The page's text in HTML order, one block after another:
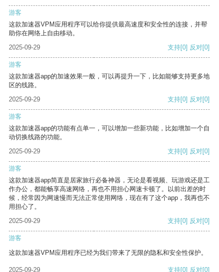
游客
这款加速器VPM应用程序可以给你提供最高速度和安全性的连接，并帮
助你在网络上自由移动。
2025-09-29
支持[0] 反对[0]
游客
这款加速器app的加速效果一般，可以再提升一下，比如能够支持更多地
区的线路。
2025-09-29
支持[0] 反对[0]
游客
这款加速器app的功能有点单一，可以增加一些新功能，比如增加一个自
动切换线路的功能。
2025-09-29
支持[0] 反对[0]
游客
这款加速器app简直是居家旅行必备神器，无论是看视频、玩游戏还是工
作办公，都能畅享高速网络，再也不用担心网速卡顿了。以前出差的时
候，经常因为网速慢而无法正常使用网络，现在有了这个app，我再也不
用担心了。
2025-09-29
支持[0] 反对[0]
游客
这款加速器VPM应用程序已经为我们带来了无限的隐私和安全性保护。
2025-09-29 支持[0] 反对[0]